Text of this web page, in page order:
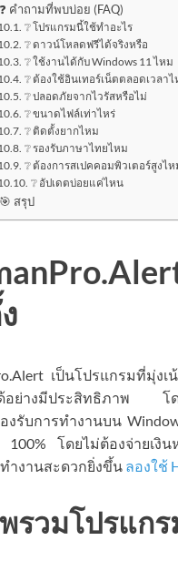
❓ คำถามที่พบบ่อย (FAQ)
❔ โปรแกรมนี้ใช้ทำอะไร
❔ ดาวน์โหลดฟรีได้จริงหรือ
❔ ใช้งานได้กับ Windows 11 ไหม
❔ ต้องใช้อินเทอร์เน็ตตลอดเวลาไ
❔ ปลอดภัยจากไวรัสหรือไม่
❔ ขนาดไฟล์เท่าไหร่
❔ ติดตั้งยากไหม
❔ รองรับภาษาไทยไหม
❔ ต้องการสเปคคอมพิวเตอร์สูงไห
❔ อัปเดตบ่อยแค่ไหน
🎯 สรุป
เป็นโปรแกรมที่มุ่ง
ย่างมีประสิทธิภาพ โดย
องรับการทำงานบน
100% โดยไม่ต้องจ่ายเงิ
ำงานสะดวกยิ่งขึ้น ลองใช้
รวมโปรแก